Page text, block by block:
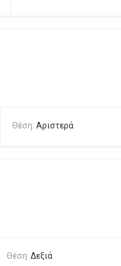
Θέση: Αριστερά
Θέση: Δεξιά